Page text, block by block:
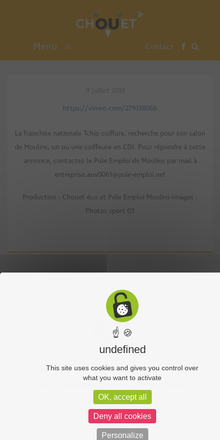
Menu ≡ Contact
https://vimeo.com/279138066
La franchise nationale Tchip coiffure, recherche pour son salon
de Moulins, un ou une coiffeuse en CDI. Pour répondre à cette
annonce, contactez le Pole Emploi de Moulins par mail à
entreprise.auv0061@pole-emploi.net
Production : Chouet éco et Pole Emploi Moulins-Images :
Photos sport 03
Sports Culture Economie Découverte
Chouet’eco
Vos vidéos
Partenaires
Mentions légales
Administration
☝ 🍪
undefined
This site uses cookies and gives you control over
what you want to activate
OK, accept all
Deny all cookies
Personalize